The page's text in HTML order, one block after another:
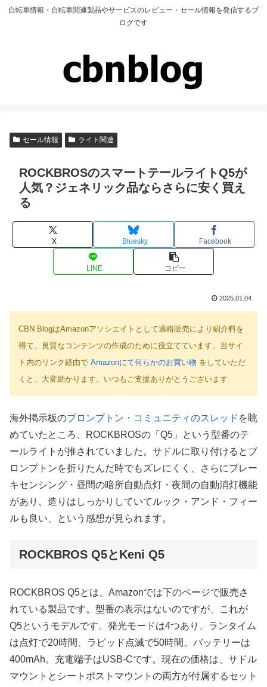
自転車情報・自転車関連製品やサービスのレビュー・セール情報を発信するブ
ログです
セール情報 ライト関連
ROCKBROSのスマートテールライトQ5が
人気？ジェネリック品ならさらに安く買え
る
X Bluesky Facebook
LINE コピー
2025.01.04
CBN BlogはAmazonアソシエイトとして適格販売により紹介料を
得て、良質なコンテンツの作成のために役立てています。当サイ
ト内のリンク経由で Amazonにて何らかのお買い物 をしていただ
くと、大変助かります。いつもご支援ありがとうございます
海外掲示板のブロンプトン・コミュニティのスレッド を眺
めていたところ、ROCKBROSの「Q5」という型番のテ
ールライトが推されていました。サドルに取り付けるとブ
ロンプトンを折りたんだ時でもズレにくく、さらにブレー
キセンシング・昼間の暗所自動点灯・夜間の自動消灯機能
があり、造りはしっかりしていてルック・アンド・フィー
ルも良い、という感想が見られます。
ROCKBROS Q5とKeni Q5
ROCKBROS Q5とは、Amazonでは下のページで販売さ
れている製品です。型番の表示はないのですが、これが
Q5というモデルです。発光モードは4つあり、ランタイム
は点灯で20時間、ラピッド点滅で50時間。バッテリーは
400mAh。充電端子はUSB-Cです。現在の価格は、サドル
マウントとシートポストマウントの両方が付属するセット